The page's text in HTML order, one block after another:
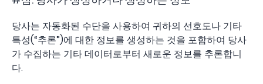
당사는 자동화된 수단을 사용하여 귀하의 선호도나 기타
특성(“추론”)에 대한 정보를 생성하는 것을 포함하여 당사
가 수집하는 기타 데이터로부터 새로운 정보를 추론합니
다.